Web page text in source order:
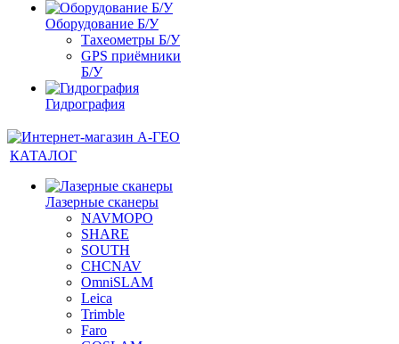
Оборудование Б/У
Тахеометры Б/У
GPS приёмники
Б/У
Гидрография
КАТАЛОГ
Лазерные сканеры
NAVMOPO
SHARE
SOUTH
CHCNAV
OmniSLAM
Leica
Trimble
Faro